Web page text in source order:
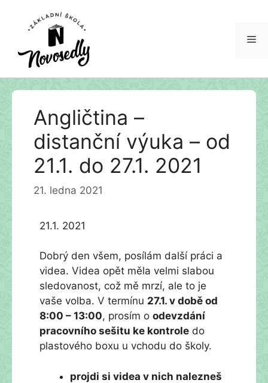
Přeskočit
Angličtina –
distanční výuka – od
21.1. do 27.1. 2021
21. ledna 2021
21.1. 2021
Dobrý den všem, posílám další práci a
videa. Videa opět měla velmi slabou
sledovanost, což mě mrzí, ale to je
vaše volba. V termínu 27.1. v době od
8:00 – 13:00, prosím o odevzdání
pracovního sešitu ke kontrole do
plastového boxu u vchodu do školy.
projdi si videa v nich nalezneš